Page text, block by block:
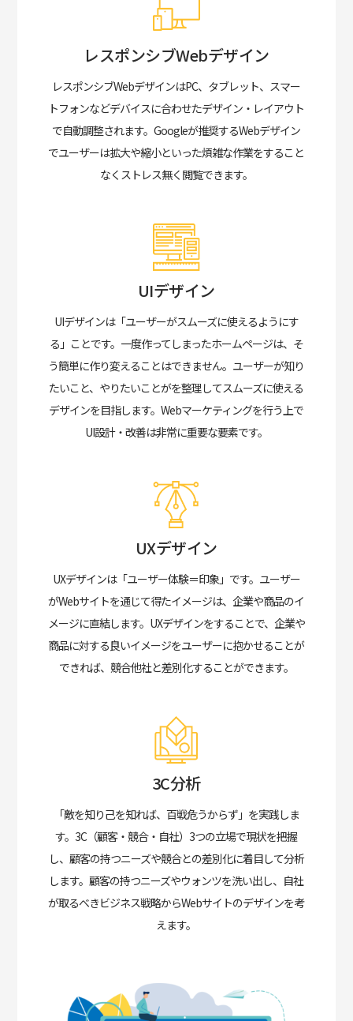
レスポンシブWebデザイン
レスポンシブWebデザインはPC、タブレット、スマー
トフォンなどデバイスに合わせたデザイン・レイアウト
で自動調整されます。Googleが推奨するWebデザイン
でユーザーは拡大や縮小といった煩雑な作業をすること
なくストレス無く閲覧できます。
UIデザイン
UIデザインは「ユーザーがスムーズに使えるようにす
る」ことです。 一度作ってしまったホームページは、そ
う簡単に作り変えることはできません。ユーザーが知り
たいこと、やりたいことがを整理してスムーズに使える
デザインを目指します。Webマーケティングを行う上で
UI設計・改善は非常に重要な要素です。
UXデザイン
UXデザインは「ユーザー体験＝印象」です。 ユーザー
がWebサイトを通じて得たイメージは、企業や商品のイ
メージに直結します。UXデザインをすることで、企業や
商品に対する良いイメージをユーザーに抱かせることが
できれば、競合他社と差別化することができます。
3C分析
「敵を知り己を知れば、百戦危うからず」を実践しま
す。 3C（顧客・競合・自社）3つの立場で現状を把握
し、顧客の持つニーズや競合との差別化に着目して分析
します。顧客の持つニーズやウォンツを洗い出し、自社
が取るべきビジネス戦略からWebサイトのデザインを考
えます。